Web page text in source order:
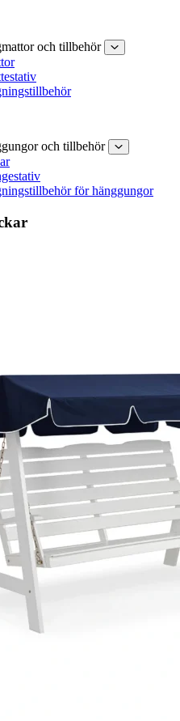
och tillbehör
och tillbehör
för hänggungor